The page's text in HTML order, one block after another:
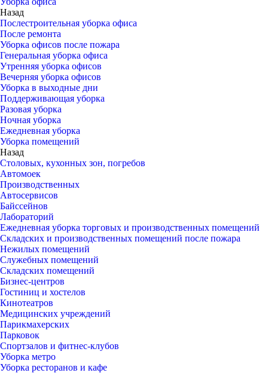
Назад
Послестроительная уборка офиса
После ремонта
Уборка офисов после пожара
Генеральная уборка офиса
Утренняя уборка офисов
Вечерняя уборка офисов
Уборка в выходные дни
Поддерживающая уборка
Разовая уборка
Ночная уборка
Ежедневная уборка
Уборка помещений
Назад
Столовых, кухонных зон, погребов
Автомоек
Производственных
Автосервисов
Байссейнов
Лабораторий
Ежедневная уборка торговых и производственных помещений
Складских и производственных помещений после пожара
Нежилых помещений
Служебных помещений
Складских помещений
Бизнес-центров
Гостиниц и хостелов
Кинотеатров
Медицинских учреждений
Парикмахерских
Парковок
Спортзалов и фитнес-клубов
Уборка метро
Уборка ресторанов и кафе